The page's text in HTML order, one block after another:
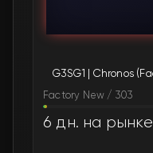
FN
FN
Factory New / 303
6 дн. на рынке